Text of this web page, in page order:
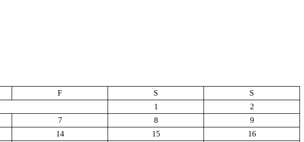
F S
S
1
2
7 8
9
14 15
16